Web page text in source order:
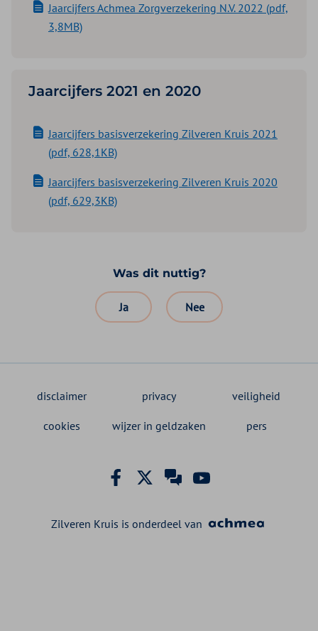
Jaarcijfers Achmea Zorgverzekering N.V. 2022 (pdf,
3,8MB)
Jaarcijfers 2021 en 2020
Jaarcijfers basisverzekering Zilveren Kruis 2021
(pdf, 628,1KB)
Jaarcijfers basisverzekering Zilveren Kruis 2020
(pdf, 629,3KB)
Was dit nuttig?
Ja Nee
disclaimer privacy veiligheid
cookies wijzer in geldzaken pers
Zilveren Kruis is onderdeel van